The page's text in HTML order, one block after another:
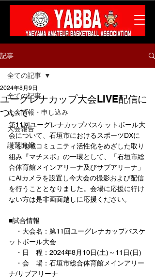
記事
全ての記事
大会情報・申し込み
大会報告
講習情報
全ての記事
ユーグレナカップ大会LIVE配信に
ついて
2024年8月9日
第11回ユーグレナカップバスケットボール大
会について、石垣市におけるスポーツDXに
よる地域コミュニティ活性化をめざした取り
組み『マチスポ』の一環として、「石垣市総
合体育館メインアリーナ及びサブアリーナ」
にAIカメラを設置し今大会の撮影および配信
を行うこととなりました。 会場に応援に行け
ない方は是非画面越しに応援ください。
■試合情報
・大会名：第11回ユーグレナカップバスケ
ットボール大会
・日　程：2024年8月10日(土)～11日(日)
・会　場：石垣市総合体育館メインアリー
ナ/サブアリーナ